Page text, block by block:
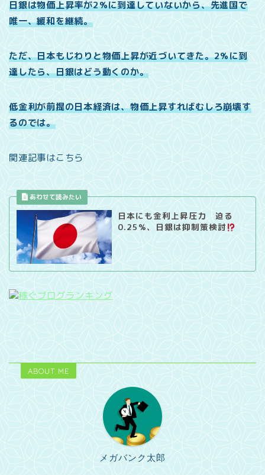
日銀は物価上昇率が2%に到達していないから、先進国で
唯一、緩和を継続。
ただ、日本もじわりと物価上昇が近づいてきた。2%に到
達したら、日銀はどう動くのか。
低金利が前提の日本経済は、物価上昇すればむしろ崩壊す
るのでは。
関連記事はこちら
日本にも金利上昇圧力 迫る
0.25%、日銀は抑制策検討
ABOUT ME
メガバンク太郎